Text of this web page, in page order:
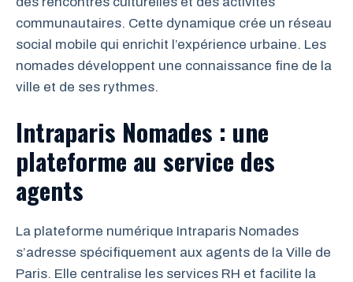
communautaires. Cette dynamique crée un réseau
social mobile qui enrichit l’expérience urbaine. Les
nomades développent une connaissance fine de la
ville et de ses rythmes.
Intraparis Nomades : une
plateforme au service des
agents
La plateforme numérique Intraparis Nomades
s’adresse spécifiquement aux agents de la Ville de
Paris. Elle centralise les services RH et facilite la